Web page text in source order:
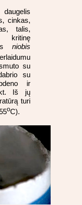
cinkas,
talis,
kritinę
niobis
su
su
ir
kt. Iš jų
turi
oC).